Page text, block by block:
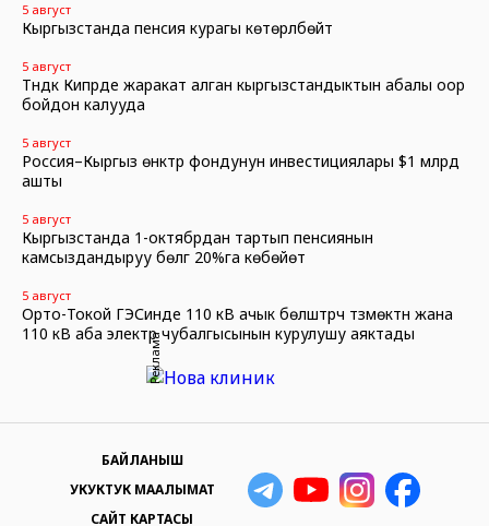
5 август
Кыргызстанда пенсия курагы көтөрүлбөйт
5 август
Түндүк Кипрде жаракат алган кыргызстандыктын абалы оор
бойдон калууда
5 август
Россия–Кыргыз өнүктүрүү фондунун инвестициялары $1 млрд
ашты
5 август
Кыргызстанда 1-октябрдан тартып пенсиянын
камсыздандыруу бөлүгү 20%га көбөйөт
5 август
Орто-Токой ГЭСинде 110 кВ ачык бөлүштүрүүчү түзмөктүн жана
110 кВ аба электр чубалгысынын курулушу аяктады
Реклама
БАЙЛАНЫШ
УКУКТУК МААЛЫМАТ
САЙТ КАРТАСЫ